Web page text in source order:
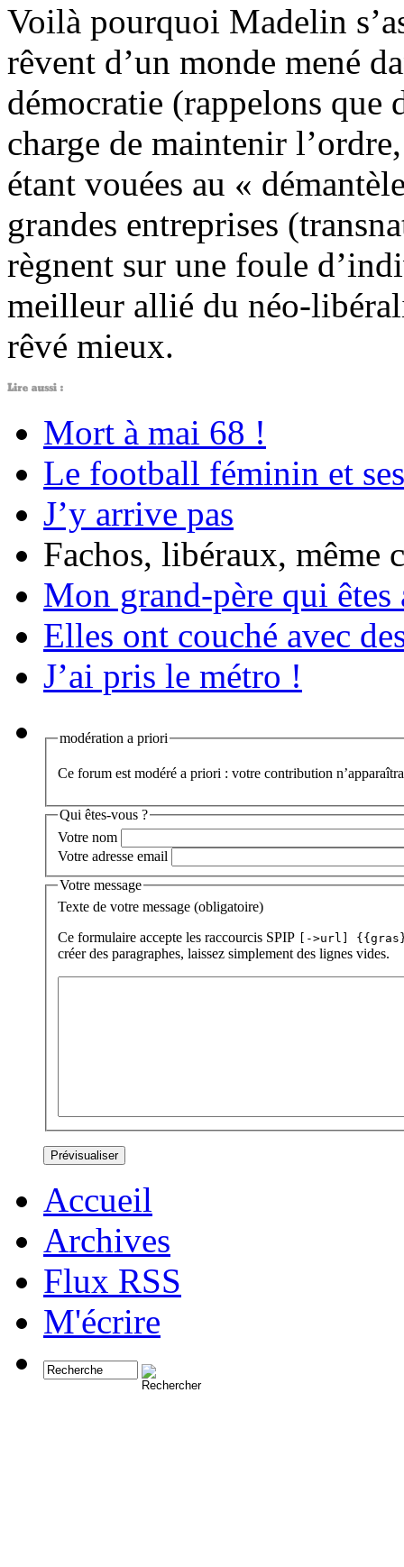
Voilà pourquoi Madelin
rêvent d’un monde mené
démocratie (rappelons que
charge de maintenir
étant vouées au «
grandes entreprises
règnent sur une foule
meilleur allié du néo-
rêvé mieux.
Mort à mai 68 !
Le football féminin et
J’y arrive pas
Fachos, libéraux, même
Mon grand-père qui
Elles ont couché avec
J’ai pris le métro !
modération a priori
Ce forum est modéré a priori : votre contribution
Qui êtes-vous ?
Votre nom
Votre adresse email
Votre message
Texte de votre message (obligatoire)
Ce formulaire accepte les raccourcis SPIP [->url]
créer des paragraphes, laissez simplement des lignes vides.
Accueil
Archives
Flux RSS
M'écrire